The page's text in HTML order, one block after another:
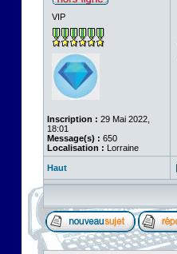
VIP
Inscription : 29 Mai 2022,
18:01
Message(s) : 650
Localisation : Lorraine
Haut